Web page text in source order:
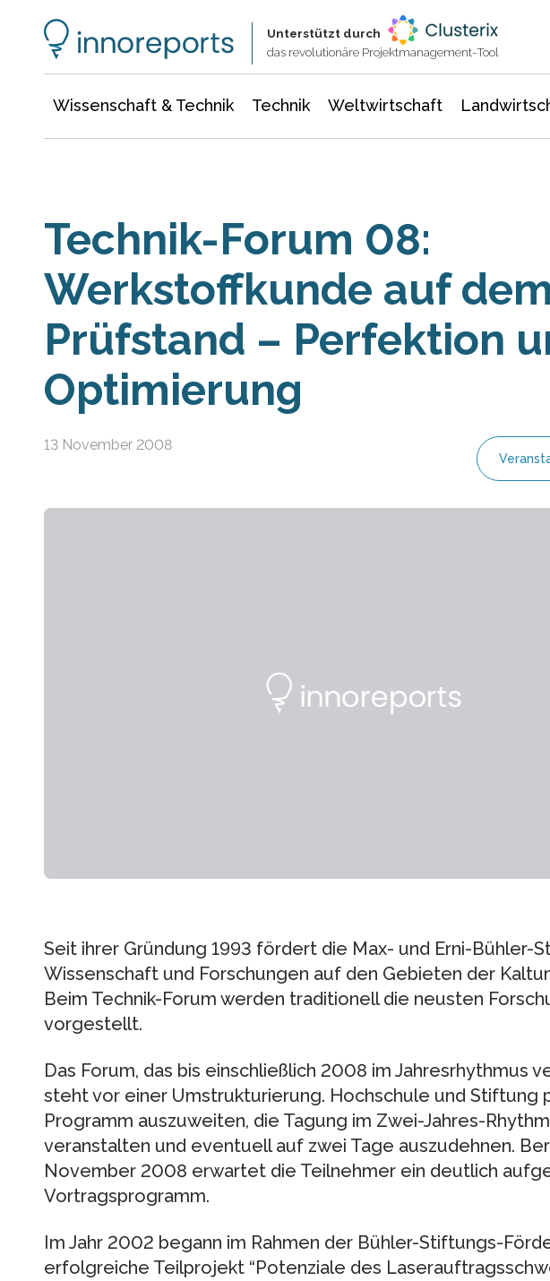
Unterstützt durch
das revolutionäre Projektmanagement-Tool
Wissenschaft & Technik Technik Weltwirtschaft
Technik-Forum 08:
Werkstoffkunde auf dem
Prüfstand – Perfektion
Optimierung
13 November 2008
Seit ihrer Gründung 1993 fördert die Max- und Erni-Bühler-
Wissenschaft und Forschungen auf den Gebieten der
Beim Technik-Forum werden traditionell die neusten
vorgestellt.
Das Forum, das bis einschließlich 2008 im Jahresrhythmus
steht vor einer Umstrukturierung. Hochschule und Stiftung
Programm auszuweiten, die Tagung im Zwei-Jahres-
veranstalten und eventuell auf zwei Tage auszudehnen.
November 2008 erwartet die Teilnehmer ein deutlich
Vortragsprogramm.
Im Jahr 2002 begann im Rahmen der Bühler-Stiftungs-
erfolgreiche Teilprojekt “Potenziale des